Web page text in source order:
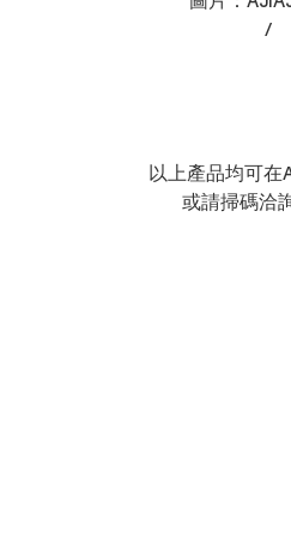
/
以上產品均可在
或請掃碼洽